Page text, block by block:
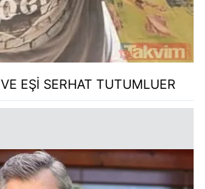
EŞİ SERHAT TUTUMLUER